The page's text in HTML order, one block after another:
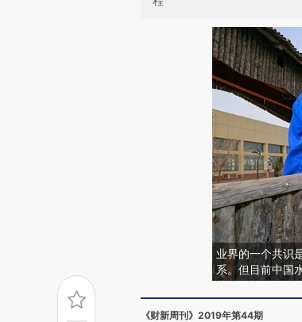
业界的一个共识
系。但目前中国
《财新周刊》2019年第44期